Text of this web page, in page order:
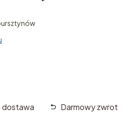
dostawa Darmowy zwrot